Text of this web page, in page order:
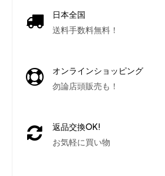
日本全国
送料手数料無料！
オンラインショッピング
勿論店頭販売も！
返品交換OK!
お気軽に買い物